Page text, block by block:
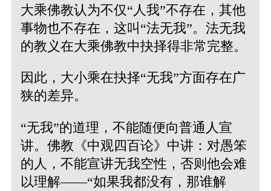
大乘佛教认为不仅“人我”不存在，其他
事物也不存在，这叫“法无我”。法无我
的教义在大乘佛教中抉择得非常完整。
因此，大小乘在抉择“无我”方面存在广
狭的差异。
“无我”的道理，不能随便向普通人宣
讲。佛教《中观四百论》中讲：对愚笨
的人，不能宣讲无我空性，否则他会难
以理解——“如果我都没有，那谁解